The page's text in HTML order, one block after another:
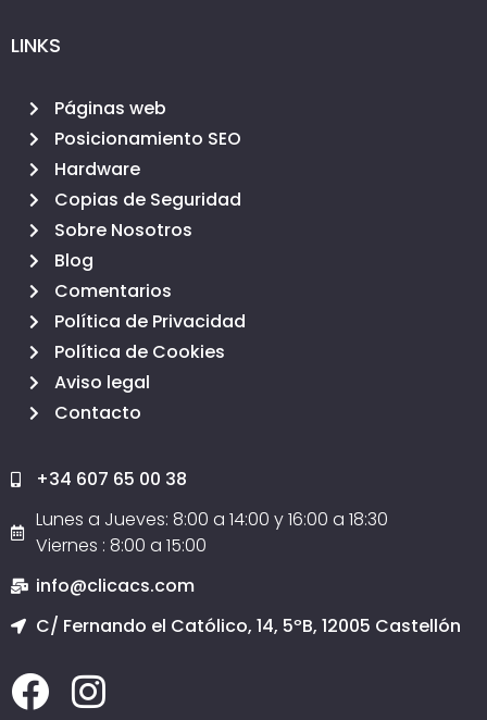
LINKS
Páginas web
Posicionamiento SEO
Hardware
Copias de Seguridad
Sobre Nosotros
Blog
Comentarios
Política de Privacidad
Política de Cookies
Aviso legal
Contacto
+34 607 65 00 38
Lunes a Jueves: 8:00 a 14:00 y 16:00 a 18:30
Viernes : 8:00 a 15:00
info@clicacs.com
C/ Fernando el Católico, 14, 5ºB, 12005 Castellón